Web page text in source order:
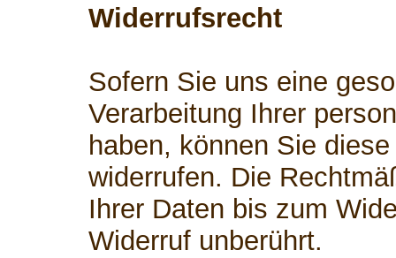
Widerrufsrecht
Sofern Sie uns eine
Verarbeitung Ihrer
haben, können Sie
widerrufen. Die
Ihrer Daten bis zum
Widerruf unberührt.